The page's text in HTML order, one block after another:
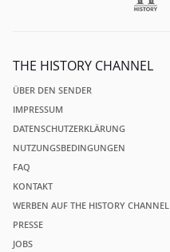
THE HISTORY CHANNEL
ÜBER DEN SENDER
IMPRESSUM
DATENSCHUTZERKLÄRUNG
NUTZUNGSBEDINGUNGEN
FAQ
KONTAKT
WERBEN AUF THE HISTORY CHANNEL
PRESSE
JOBS